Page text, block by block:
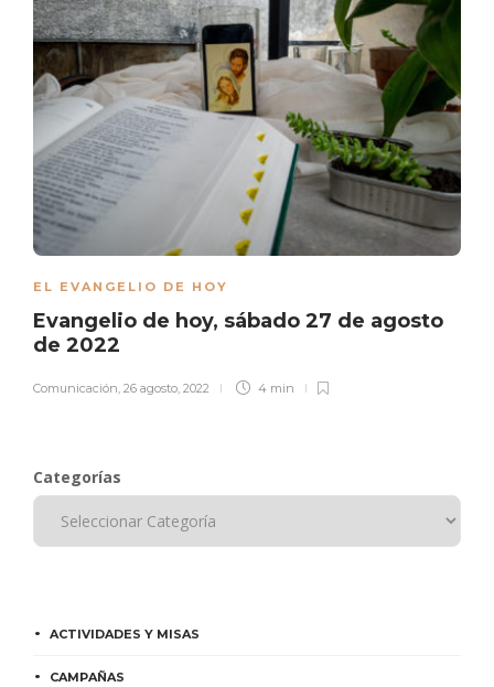
EL EVANGELIO DE HOY
Evangelio de hoy, sábado 27 de agosto
de 2022
Comunicación, 26 agosto, 2022 4 min
Categorías
ACTIVIDADES Y MISAS
CAMPAÑAS